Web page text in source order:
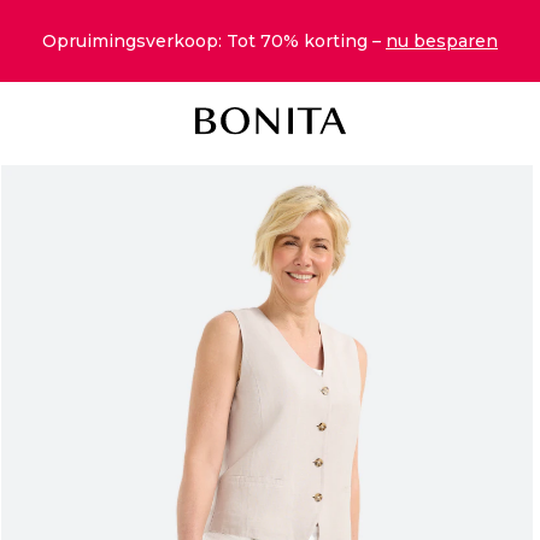
Opruimingsverkoop: Tot 70% korting – nu besparen